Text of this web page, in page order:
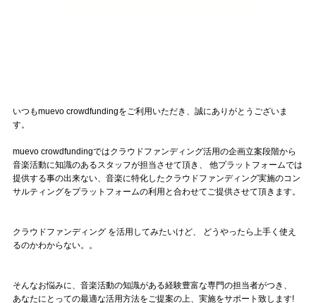
Official SNS
いつもmuevo crowdfundingをご利用いただき、誠にありがとうございま
す。
muevo crowdfundingではクラウドファンディング活用の企画立案段階から
音楽活動に知識のあるスタッフが担当させて頂き、 他プラットフォームでは
提供する事の出来ない、音楽に特化したクラウドファンディング実施のコン
サルティングをプラットフォームの利用と合わせてご提供させて頂きます。
クラウドファンディング を活用してみたいけど、 どうやったら上手く使え
るのかわからない。。
そんなお悩みに、音楽活動の知識がある経験豊富な専門の担当者がつき、
あなたにとっての最適な活用方法をご提案の上、実施をサポート致します!